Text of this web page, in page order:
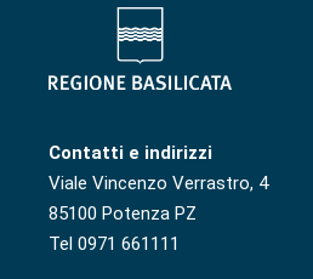
Contatti e indirizzi
Viale Vincenzo Verrastro, 4
85100 Potenza PZ
Tel 0971 661111